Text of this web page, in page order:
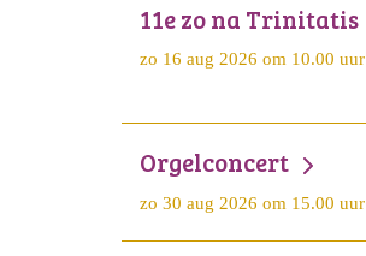
11e zo na Trinitatis
zo 16 aug 2026 om 10.00 uur
Orgelconcert
zo 30 aug 2026 om 15.00 uur